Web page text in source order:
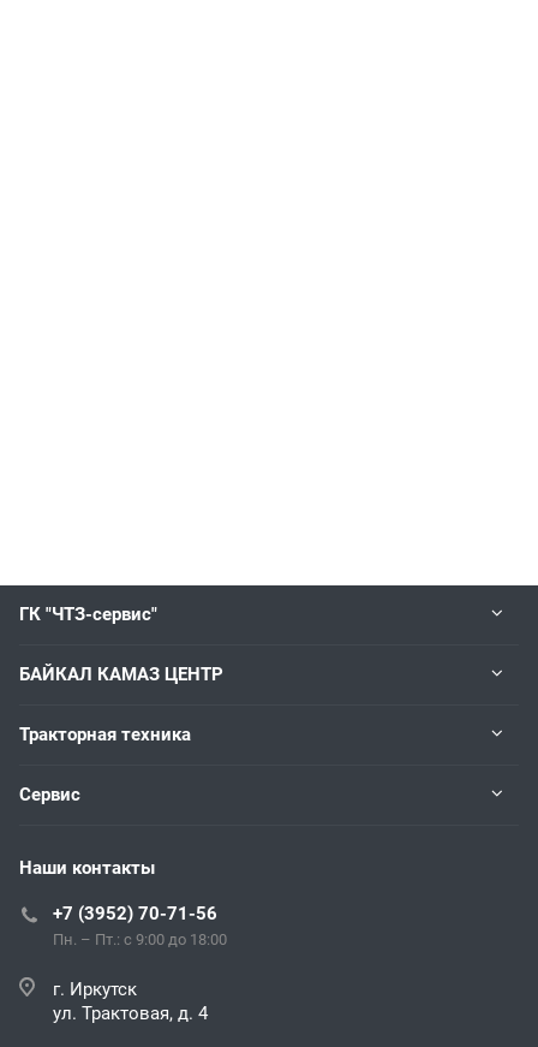
ГК "ЧТЗ-сервис"
БАЙКАЛ КАМАЗ ЦЕНТР
Тракторная техника
Сервис
Наши контакты
+7 (3952) 70-71-56
Пн. – Пт.: с 9:00 до 18:00
г. Иркутск
ул. Трактовая, д. 4